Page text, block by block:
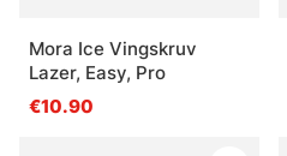
Mora Ice Vingskruv
Lazer, Easy, Pro
€10.90